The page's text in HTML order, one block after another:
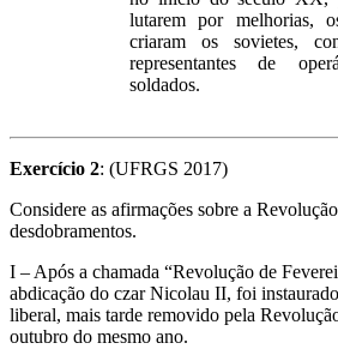
lutarem por melhorias,
criaram os sovietes,
representantes de
soldados.
Exercício 2: (UFRGS 2017)
Considere as afirmações sobre a
desdobramentos.
I – Após a chamada “Revolução de
abdicação do czar Nicolau II, foi
liberal, mais tarde removido pela
outubro do mesmo ano.